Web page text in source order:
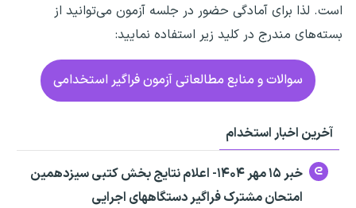
است. لذا برای آمادگی حضور در جلسه آزمون می‌توانید از
بسته‌های مندرج در کلید زیر استفاده نمایید:
سوالات و منابع مطالعاتی آزمون فراگیر استخدامی
آخرین اخبار استخدام
خبر ۱۵ مهر ۱۴۰۴- اعلام نتایج بخش کتبی سیزدهمین
امتحان مشترک فراگیر دستگاههای اجرایی